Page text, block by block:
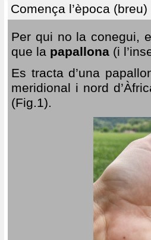
Comença l’època
Per qui no la conegui,
que la papallona (i
Es tracta d’una
meridional i nord
(Fig.1).